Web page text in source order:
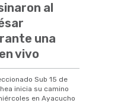
al
una
vivo
Sub 15 de
inicia su camino
en Ayacucho